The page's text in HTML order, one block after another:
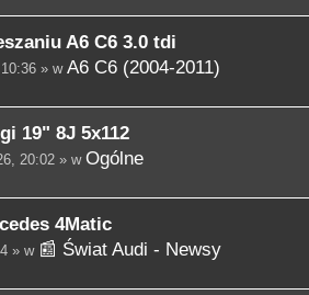
A6 C6 3.0 tdi
» w A6 C6 (2004-2011)
19" 8J 5x112
20:02 » w Ogólne
4Matic
» w 📰 Świat Audi - Newsy